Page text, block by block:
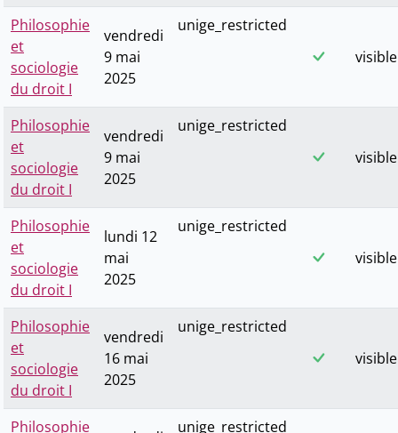
Philosophie
et
sociologie
du droit I
vendredi
9 mai
2025
unige_restricted
visible
Philosophie
et
sociologie
du droit I
vendredi
9 mai
2025
unige_restricted
visible
Philosophie
et
sociologie
du droit I
lundi 12
mai
2025
unige_restricted
visible
Philosophie
et
sociologie
du droit I
vendredi
16 mai
2025
unige_restricted
visible
Philosophie unige_restricted